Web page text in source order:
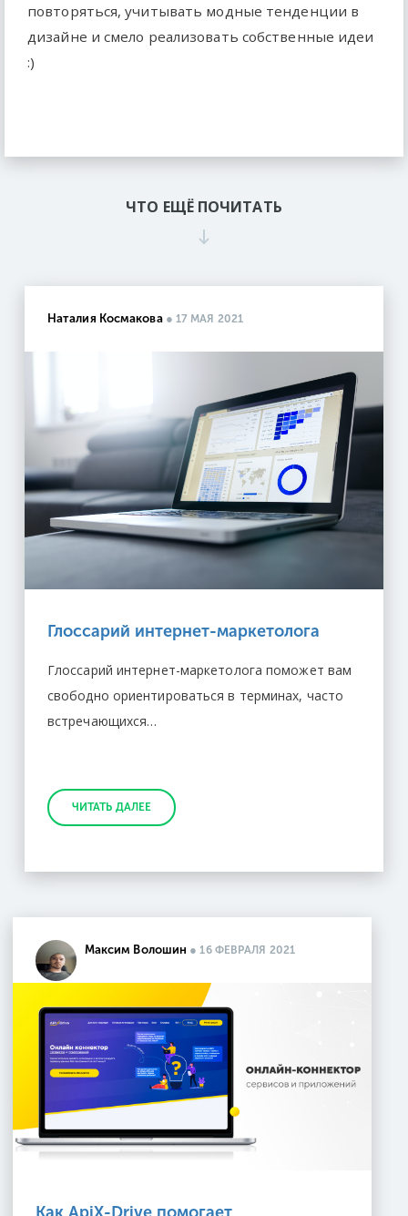
повторяться, учитывать модные тенденции в
дизайне и смело реализовать собственные идеи
:)
ЧТО ЕЩЁ ПОЧИТАТЬ
Наталия Космакова● 17 МАЯ 2021
Глоссарий интернет-маркетолога
Глоссарий интернет-маркетолога поможет вам
свободно ориентироваться в терминах, часто
встречающихся…
ЧИТАТЬ ДАЛЕЕ
Максим Волошин ● 16 ФЕВРАЛЯ 2021